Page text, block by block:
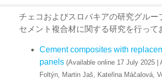
チェコおよびスロバキアの研究グル
セメント複合材に関する研究を行って
Cement composites with
panels (Available online 17 July 2025
Foltýn, Martin Jaš, Kateřina Máčalová,